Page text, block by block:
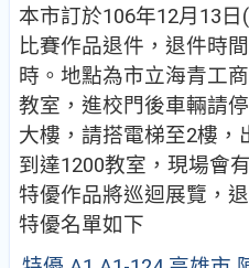
本市訂於106年12月 13 日 (
比賽作品退件，退件時
時。地點為市立海青工
教室，進校門後車輛請
大樓，請搭電梯至2樓，
到達1200教室，現場會
特優作品將巡迴展覽，
特優名單如下